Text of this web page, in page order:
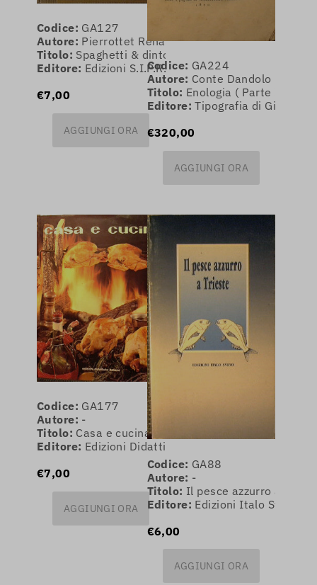
Codice: GA127
Autore: Pierrottet Renata
Titolo: Spaghetti & dintorni.
Editore: Edizioni S.I.P.R.O.
€7,00
AGGIUNGI ORA
Codice: GA224
Autore: Conte Dandolo
Titolo: Enologia ( Parte I e II )
Editore: Tipografia di
€320,00
AGGIUNGI ORA
Codice: GA177
Autore: -
Titolo: Casa e
Editore: Edizioni Didattiche Italiane
€7,00
AGGIUNGI ORA
Codice: GA88
Autore: -
Titolo: Il pesce azzurro a
Editore: Edizioni Italo Svevo
€6,00
AGGIUNGI ORA